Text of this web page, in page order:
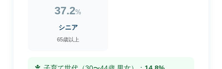
37.2%
シニア
65歳以上